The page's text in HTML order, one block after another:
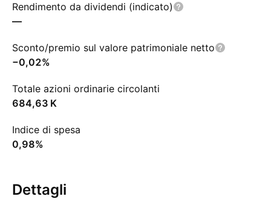
Rendimento da dividendi (indicato)
—
Sconto/premio sul valore patrimoniale netto
−0,02%
Totale azioni ordinarie circolanti
‪684,63 K‬
Indice di spesa
0,98%
Dettagli